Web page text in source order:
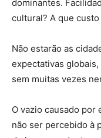
dominantes.
cultural? A que
Não estarão as
expectativas
sem muitas vezes
O vazio causado
não ser percebido à